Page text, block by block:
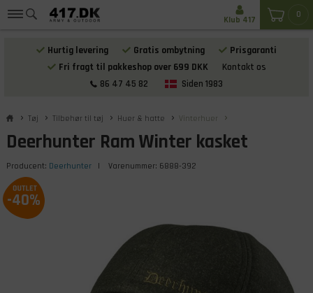
Hurtig levering Gratis ombytning
Prisgaranti
Fri fragt til pakkeshop over 699 DKK
Kontakt os
86 47 45 82
Siden 1983
0
Klub 417
Tøj Tilbehør til tøj Huer & hatte Vinterhuer
Deerhunter Ram Winter kasket
Producent: Deerhunter | Varenummer: 6888-392
-40%